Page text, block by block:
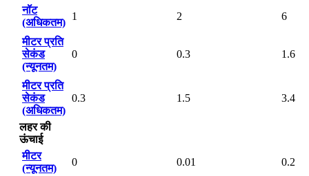
नॉट
(अधिकतम)
1 2 6
मीटर प्रति
सेकंड
(न्यूनतम)
0 0.3 1.6
मीटर प्रति
सेकंड
(अधिकतम)
0.3 1.5 3.4
लहर की
ऊंचाई
मीटर
(न्यूनतम)
0 0.01 0.2